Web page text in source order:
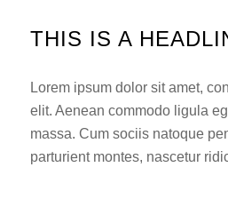
THIS IS A
Lorem ipsum dolor sit amet,
elit. Aenean commodo ligula
massa. Cum sociis natoque
parturient montes, nascetur